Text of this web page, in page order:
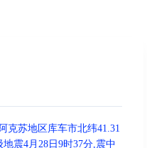
克苏地区库车市北纬41.31
震4月28日9时37分,震中